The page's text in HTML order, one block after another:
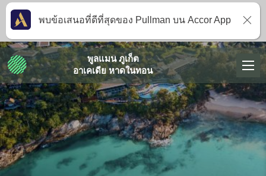
พูลแมน ภูเก็ต
อาเคเดีย หาดในทอน
พบข้อเสนอที่ดีที่สุดของ Pullman บน Accor App